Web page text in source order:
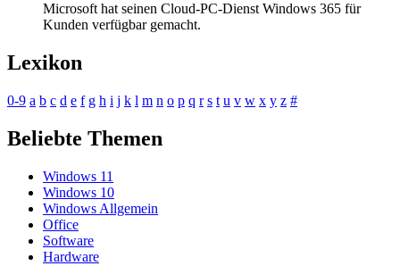
Microsoft hat seinen Cloud-PC-Dienst Windows 365 für
Kunden verfügbar gemacht.
Lexikon
0-9 a b c d e f g h i j k l m n o p q r s t u v w x y z #
Beliebte Themen
Windows 11
Windows 10
Windows Allgemein
Office
Software
Hardware